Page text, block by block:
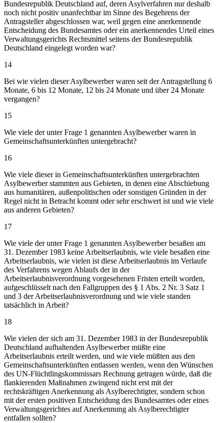
Bundesrepublik Deutschland auf, deren Asylverfahren nur deshalb
noch nicht positiv unanfechtbar im Sinne des Begehrens der
Antragsteller abgeschlossen war, weil gegen eine anerkennende
Entscheidung des Bundesamtes oder ein anerkennendes Urteil eines
Verwaltungsgerichts Rechtsmittel seitens der Bundesrepublik
Deutschland eingelegt worden war?
14
Bei wie vielen dieser Asylbewerber waren seit der Antragstellung 6
Monate, 6 bis 12 Monate, 12 bis 24 Monate und über 24 Monate
vergangen?
15
Wie viele der unter Frage 1 genannten Asylbewerber waren in
Gemeinschaftsunterkünften untergebracht?
16
Wie viele dieser in Gemeinschaftsunterkünften untergebrachten
Asylbewerber stammten aus Gebieten, in denen eine Abschiebung
aus humanitären, außenpolitischen oder sonstigen Gründen in der
Regel nicht in Betracht kommt oder sehr erschwert ist und wie viele
aus anderen Gebieten?
17
Wie viele der unter Frage 1 genannten Asylbewerber besaßen am
31. Dezember 1983 keine Arbeitserlaubnis, wie viele besaßen eine
Arbeitserlaubnis, wie vielen ist diese Arbeitserlaubnis im Verlaufe
des Verfahrens wegen Ablaufs der in der
Arbeitserlaubnisverordnung vorgesehenen Fristen erteilt worden,
aufgeschlüsselt nach den Fallgruppen des § 1 Abs. 2 Nr. 3 Satz 1
und 3 der Arbeitserlaubnisverordnung und wie viele standen
tatsächlich in Arbeit?
18
Wie vielen der sich am 31. Dezember 1983 in der Bundesrepublik
Deutschland aufhaltenden Asylbewerber müßte eine
Arbeitserlaubnis erteilt werden, und wie viele müßten aus den
Gemeinschaftsunterkünften entlassen werden, wenn den Wünschen
des UN-Flüchtlingskommissars Rechnung getragen würde, daß die
flankierenden Maßnahmen zwingend nicht erst mit der
rechtskräftigen Anerkennung als Asylberechtigter, sondern schon
mit der ersten positiven Entscheidung des Bundesamtes oder eines
Verwaltungsgerichtes auf Anerkennung als Asylberechtigter
entfallen sollten?